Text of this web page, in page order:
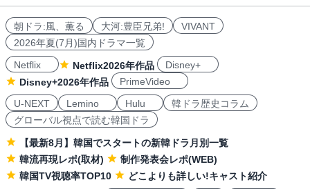
朝ドラ:風、薫る 大河:豊臣兄弟!
VIVANT
2026年夏(7月)国内ドラマ一覧
Netflix
Netflix2026年作品
Disney+
Disney+2026年作品
PrimeVideo
U-NEXT
Lemino Hulu
韓ドラ歴史コラム
グローバル視点で読む韓国ドラ
【最新8月】韓国でスタートの新韓ドラ月別一覧
韓流再現レポ(取材)
制作発表会レポ(WEB)
韓国TV視聴率TOP10
どこよりも詳しい!キャスト紹介